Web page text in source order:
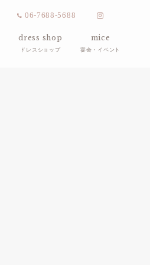
06-7688-5688
dress shop
ドレスショップ
mice
宴会・イベント